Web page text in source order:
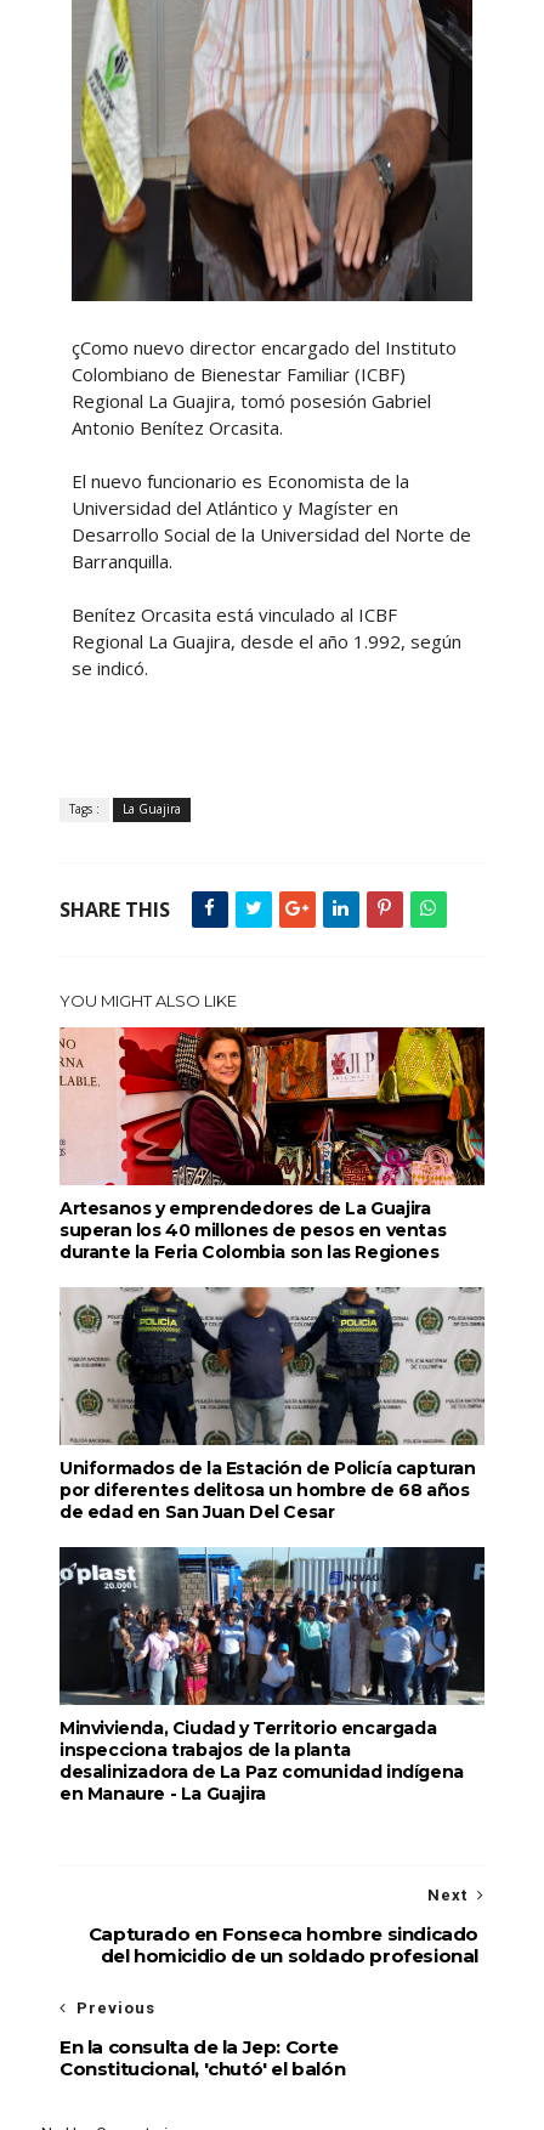
çComo nuevo director encargado del Instituto
Colombiano de Bienestar Familiar (ICBF)
Regional La Guajira, tomó posesión Gabriel
Antonio Benítez Orcasita.
El nuevo funcionario es Economista de la
Universidad del Atlántico y Magíster en
Desarrollo Social de la Universidad del Norte de
Barranquilla.
Benítez Orcasita está vinculado al ICBF
Regional La Guajira, desde el año 1.992, según
se indicó.
Tags : La Guajira
SHARE THIS
YOU MIGHT ALSO LIKE
Artesanos y emprendedores de La Guajira
superan los 40 millones de pesos en ventas
durante la Feria Colombia son las Regiones
Uniformados de la Estación de Policía capturan
por diferentes delitosa un hombre de 68 años
de edad en San Juan Del Cesar
Minvivienda, Ciudad y Territorio encargada
inspecciona trabajos de la planta
desalinizadora de La Paz comunidad indígena
en Manaure - La Guajira
Next
Capturado en Fonseca hombre sindicado
del homicidio de un soldado profesional
Previous
En la consulta de la Jep: Corte
Constitucional, 'chutó' el balón